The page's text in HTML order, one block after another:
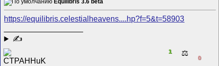
https://equilibris.celestialheavens....hp?f=5&t=58903
✍
1 ⚖️
0